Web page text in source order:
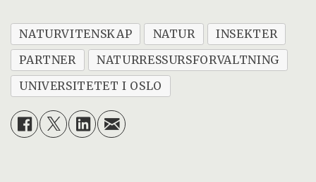
NATURVITENSKAP NATUR
INSEKTER
PARTNER
NATURRESSURSFORVALTNING
UNIVERSITETET I OSLO